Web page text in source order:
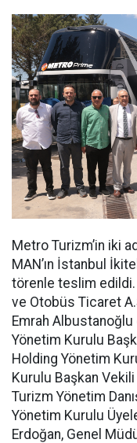
Metro Turizm’in iki
MAN’ın İstanbul
törenle teslim
ve Otobüs Ticaret
Emrah Albustanoğlu
Yönetim Kurulu
Holding Yönetim
Kurulu Başkan
Turizm Yönetim
Yönetim Kurulu
Erdoğan, Genel